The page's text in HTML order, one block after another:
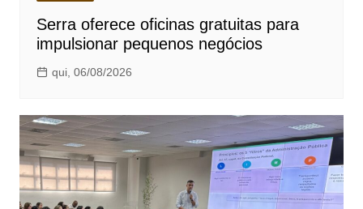
Serra oferece oficinas gratuitas para
impulsionar pequenos negócios
qui, 06/08/2026